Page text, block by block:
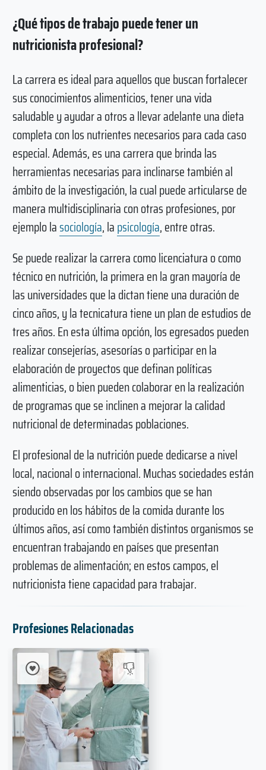
¿Qué tipos de trabajo puede tener un
nutricionista profesional?
La carrera es ideal para aquellos que buscan fortalecer
sus conocimientos alimenticios, tener una vida
saludable y ayudar a otros a llevar adelante una dieta
completa con los nutrientes necesarios para cada caso
especial. Además, es una carrera que brinda las
herramientas necesarias para inclinarse también al
ámbito de la investigación, la cual puede articularse de
manera multidisciplinaria con otras profesiones, por
ejemplo lasociología, lapsicología, entre otras.
Se puede realizar la carrera como licenciatura o como
técnico en nutrición, la primera en la gran mayoría de
las universidades que la dictan tiene una duración de
cinco años, y la tecnicatura tiene un plan de estudios de
tres años. En esta última opción, los egresados pueden
realizar consejerías, asesorías o participar en la
elaboración de proyectos que definan políticas
alimenticias, o bien pueden colaborar en la realización
de programas que se inclinen a mejorar la calidad
nutricional de determinadas poblaciones.
El profesional de la nutrición puede dedicarse a nivel
local, nacional o internacional. Muchas sociedades están
siendo observadas por los cambios que se han
producido en los hábitos de la comida durante los
últimos años, así como también distintos organismos se
encuentran trabajando en países que presentan
problemas de alimentación; en estos campos, el
nutricionista tiene capacidad para trabajar.
Profesiones Relacionadas